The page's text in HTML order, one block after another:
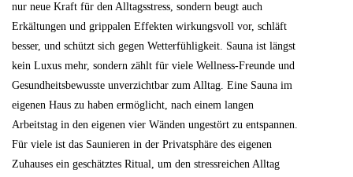
nur neue Kraft für den Alltagsstress, sondern beugt auch
Erkältungen und grippalen Effekten wirkungsvoll vor, schläft
besser, und schützt sich gegen Wetterfühligkeit. Sauna ist längst
kein Luxus mehr, sondern zählt für viele Wellness-Freunde und
Gesundheitsbewusste unverzichtbar zum Alltag. Eine Sauna im
eigenen Haus zu haben ermöglicht, nach einem langen
Arbeitstag in den eigenen vier Wänden ungestört zu entspannen.
Für viele ist das Saunieren in der Privatsphäre des eigenen
Zuhauses ein geschätztes Ritual, um den stressreichen Alltag